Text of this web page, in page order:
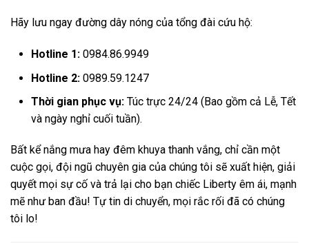
Hãy lưu ngay đường dây nóng của tổng đài cứu hộ:
Hotline 1: 0984.86.9949
Hotline 2: 0989.59.1247
Thời gian phục vụ: Túc trực 24/24 (Bao gồm cả Lễ, Tết
và ngày nghỉ cuối tuần).
Bất kể nắng mưa hay đêm khuya thanh vắng, chỉ cần một
cuộc gọi, đội ngũ chuyên gia của chúng tôi sẽ xuất hiện, giải
quyết mọi sự cố và trả lại cho bạn chiếc Liberty êm ái, mạnh
mẽ như ban đầu! Tự tin di chuyển, mọi rắc rối đã có chúng
tôi lo!